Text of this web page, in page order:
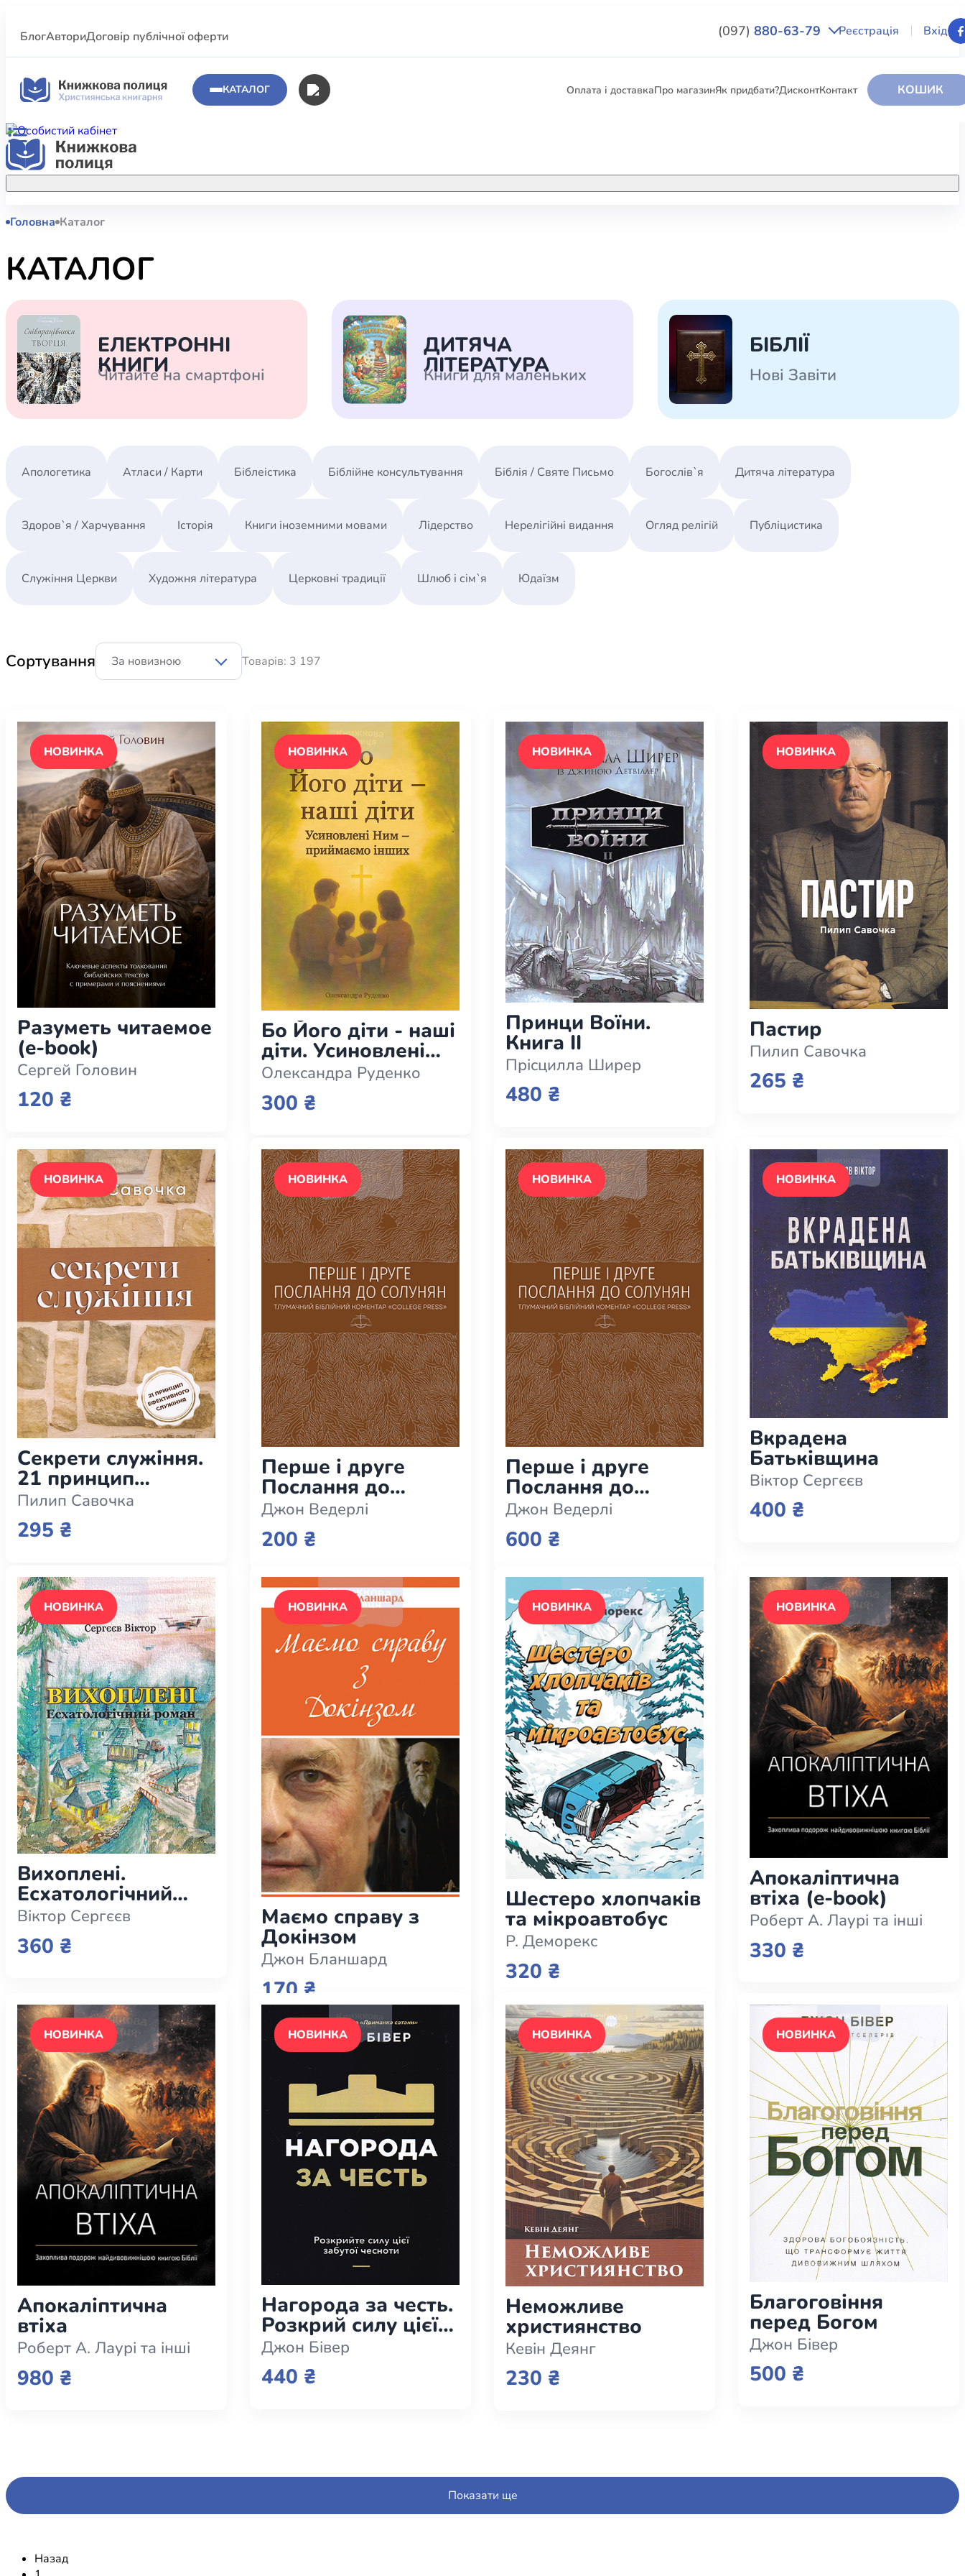
БлогАвториДоговір публічної оферти (097) 880-63-79 Реєстрація Вхід
КАТАЛОГ Оплата і доставкаПро магазинЯк придбати?ДисконтКонтакт КОШИК
Акційні пропозиції
меншою ціною завдяки акційним
знижкам.
Новинки
КНИГИ
Біблійне консультування
Біблія / Святе Письмо
Дитяча література
Книги іноземними мовами
ЕЛЕКТРОННІ КНИГИ
Головна Каталог
КАТАЛОГ
ЕЛЕКТРОННІ
КНИГИ
Читайте на смартфоні
ДИТЯЧА
ЛІТЕРАТУРА
Книги для маленьких
БІБЛІЇ
Нові Завіти
Апологетика Атласи / Карти Біблеістика Біблійне консультування Біблія / Святе Письмо Богослів`я Дитяча література
Здоров`я / Харчування Історія Книги іноземними мовами Лідерство Нерелігійні видання Огляд релігій Публіцистика
Служіння Церкви Художня література Церковні традиції Шлюб і сім`я Юдаїзм
Сортування Товарів: 3 197
НОВИНКА
Разуметь читаемое
(e-book)
Сергей Головин
120 ₴
НОВИНКА
Бо Його діти - наші
діти. Усиновлені
Ним - приймаємо
інших
Олександра Руденко
300 ₴
НОВИНКА
Принци Воїни.
Книга II
Прісцилла Ширер
480 ₴
НОВИНКА
Пастир
Пилип Савочка
265 ₴
НОВИНКА
Секрети служіння.
21 принцип
ефективного
служіння
Пилип Савочка
295 ₴
НОВИНКА
Перше і друге
Послання до
солунян.
Тлумачний
біблійний
Джон Ведерлі
200 ₴
НОВИНКА
Перше і друге
Послання до
солунян.
Тлумачний
біблійний
Джон Ведерлі
600 ₴
НОВИНКА
Вкрадена
Батьківщина
Віктор Сергєєв
400 ₴
НОВИНКА
Вихоплені.
Есхатологічний
роман
Віктор Сергєєв
360 ₴
НОВИНКА
Маємо справу з
Докінзом
Джон Бланшард
170 ₴
НОВИНКА
Шестеро хлопчаків
та мікроавтобус
Р. Деморекс
320 ₴
НОВИНКА
Апокаліптична
втіха (e-book)
Роберт А. Лаурі та інші
330 ₴
НОВИНКА
Апокаліптична
втіха
Роберт А. Лаурі та інші
980 ₴
НОВИНКА
Нагорода за честь.
Розкрий силу цієї
забутої чесноти
Джон Бівер
440 ₴
НОВИНКА
Неможливе
християнство
Кевін Деянг
230 ₴
НОВИНКА
Благоговіння
перед Богом
Джон Бівер
500 ₴
Показати ще
Назад